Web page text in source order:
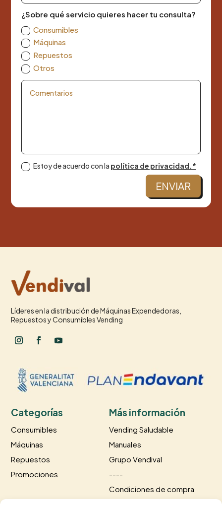
¿Sobre qué servicio quieres hacer tu consulta?
Consumibles
Máquinas
Repuestos
Otros
Estoy de acuerdo con la política de privacidad.*
ENVIAR
Líderes en la distribución de Máquinas Expendedoras,
Repuestos y Consumibles Vending
Categorías
Consumibles
Máquinas
Repuestos
Promociones
Más información
Vending Saludable
Manuales
Grupo Vendival
----
Condiciones de compra